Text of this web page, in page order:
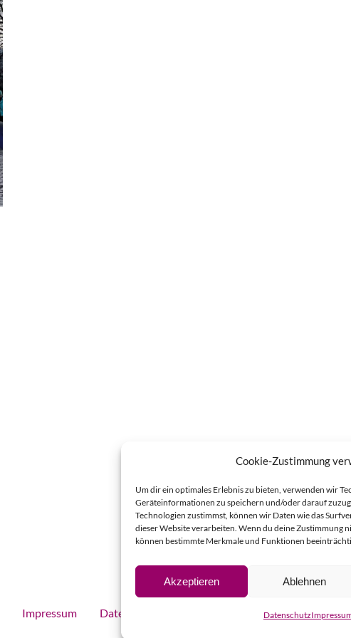
Cookie-Zustimmung
Um dir ein optimales Erlebnis zu bieten, verwenden wir
Geräteinformationen zu speichern und/oder darauf
Technologien zustimmst, können wir Daten wie das
dieser Website verarbeiten. Wenn du deine Zustimmung
können bestimmte Merkmale und Funktionen
Akzeptieren Ablehnen
Datenschutz
Impressum Datenschutz